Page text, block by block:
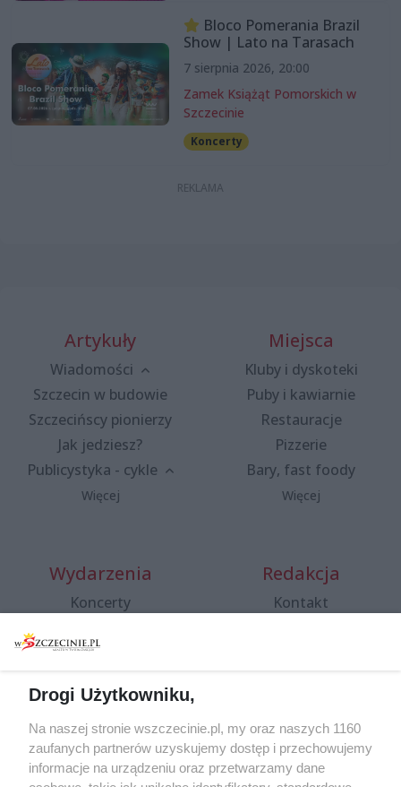
Bloco Pomerania Brazil
Show | Lato na Tarasach
7 sierpnia 2026, 20:00
Zamek Książąt Pomorskich w
Szczecinie
Koncerty
Artykuły
Wiadomości
Szczecin w budowie
Szczecińscy pionierzy
Jak jedziesz?
Publicystyka - cykle
Więcej
Miejsca
Kluby i dyskoteki
Puby i kawiarnie
Restauracje
Pizzerie
Bary, fast foody
Więcej
Wydarzenia
Koncerty
Spacery i oprowadzania
targi
Wernisaże
Więcej
Redakcja
Kontakt
Specjalny koncert z okazji
20. urodzin portalu
wSzczecinie.pl
Drogi Użytkowniku,
Na naszej stronie wszczecinie.pl, my oraz naszych 1160
zaufanych partnerów uzyskujemy dostęp i przechowujemy
informacje na urządzeniu oraz przetwarzamy dane